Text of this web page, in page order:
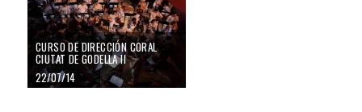
CURSO DE DIRECCIÓN CORAL
CIUTAT DE GODELLA II
22/07/14